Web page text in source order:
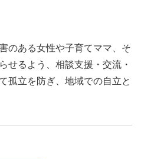
のある女性や子育てママ、そ
せるよう、相談支援・交流・
孤立を防ぎ、地域での自立と